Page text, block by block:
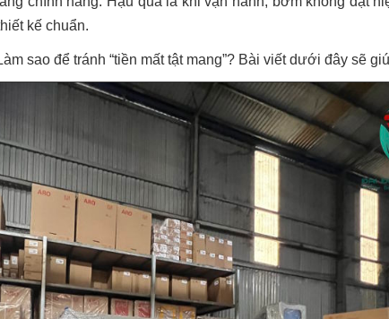
kế chuẩn.
sao để tránh “tiền mất tật mang”? Bài viết dưới đây sẽ